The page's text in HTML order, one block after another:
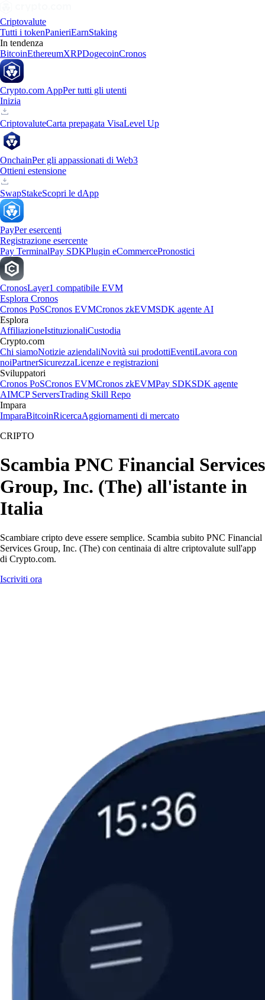
Criptovalute
Tutti i tokenPanieriEarnStaking
In tendenza
BitcoinEthereumXRPDogecoinCronos
Crypto.com AppPer tutti gli utenti
Inizia
CriptovaluteCarta prepagata VisaLevel Up
OnchainPer gli appassionati di Web3
Ottieni estensione
SwapStakeScopri le dApp
PayPer esercenti
Registrazione esercente
Pay TerminalPay SDKPlugin eCommercePronostici
CronosLayer1 compatibile EVM
Esplora Cronos
Cronos PoSCronos EVMCronos zkEVMSDK agente AI
Esplora
AffiliazioneIstituzionaliCustodia
Crypto.com
Chi siamoNotizie aziendaliNovità sui prodottiEventiLavora con
noiPartnerSicurezzaLicenze e registrazioni
Sviluppatori
Cronos PoSCronos EVMCronos zkEVMPay SDKSDK agente
AIMCP ServersTrading Skill Repo
Impara
ImparaBitcoinRicercaAggiornamenti di mercato
CRIPTO
Scambia PNC Financial Services
Group, Inc. (The) all'istante in
Italia
Scambiare cripto deve essere semplice. Scambia subito PNC Financial
Services Group, Inc. (The) con centinaia di altre criptovalute sull'app
di Crypto.com.
Iscriviti ora